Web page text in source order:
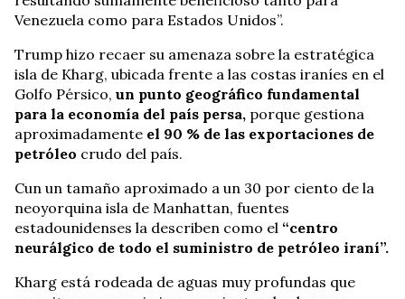
Venezuela como para Estados Unidos”.
Trump hizo recaer su amenaza sobre la estratégica
isla de Kharg, ubicada frente a las costas iraníes en el
Golfo Pérsico, un punto geográfico fundamental
para la economía del país persa, porque gestiona
aproximadamente el 90 % de las exportaciones de
petróleo crudo del país.
Cun un tamaño aproximado a un 30 por ciento de la
neoyorquina isla de Manhattan, fuentes
estadounidenses la describen como el “centro
neurálgico de todo el suministro de petróleo iraní”.
Kharg está rodeada de aguas muy profundas que